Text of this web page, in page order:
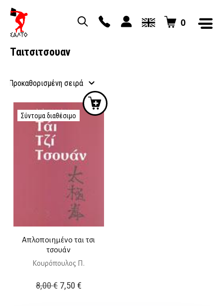
0
Ταιτσιτσουαν
Σύντομα διαθέσιμο
Απλοποιημένο ται τσι
τσουάν
Κουρόπουλος Π.
8,00€ Original
7,50 €Η